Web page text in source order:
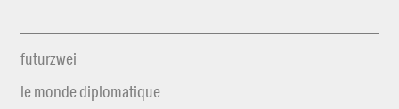
futurzwei
le monde diplomatique